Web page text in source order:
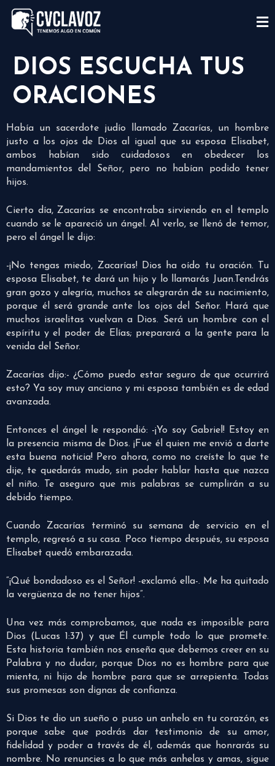
DIOS ESCUCHA TUS
ORACIONES
Había un sacerdote judío llamado Zacarías, un hombre
justo a los ojos de Dios al igual que su esposa Elisabet,
ambos habían sido cuidadosos en obedecer los
mandamientos del Señor, pero no habían podido tener
hijos.
Cierto día, Zacarías se encontraba sirviendo en el templo
cuando se le apareció un ángel. Al verlo, se llenó de temor,
pero el ángel le dijo:
-¡No tengas miedo, Zacarías! Dios ha oído tu oración. Tu
esposa Elisabet, te dará un hijo y lo llamarás Juan.Tendrás
gran gozo y alegría, muchos se alegrarán de su nacimiento,
porque él será grande ante los ojos del Señor. Hará que
muchos israelitas vuelvan a Dios. Será un hombre con el
espíritu y el poder de Elías; preparará a la gente para la
venida del Señor.
Zacarías dijo:- ¿Cómo puedo estar seguro de que ocurrirá
esto? Ya soy muy anciano y mi esposa también es de edad
avanzada.
Entonces el ángel le respondió: -¡Yo soy Gabriel! Estoy en
la presencia misma de Dios. ¡Fue él quien me envió a darte
esta buena noticia! Pero ahora, como no creíste lo que te
dije, te quedarás mudo, sin poder hablar hasta que nazca
el niño. Te aseguro que mis palabras se cumplirán a su
debido tiempo.
Cuando Zacarías terminó su semana de servicio en el
templo, regresó a su casa. Poco tiempo después, su esposa
Elisabet quedó embarazada.
“¡Qué bondadoso es el Señor! -exclamó ella-. Me ha quitado
la vergüenza de no tener hijos”.
Una vez más comprobamos, que nada es imposible para
Dios (Lucas 1:37) y que Él cumple todo lo que promete.
Esta historia también nos enseña que debemos creer en su
Palabra y no dudar, porque Dios no es hombre para que
mienta, ni hijo de hombre para que se arrepienta. Todas
sus promesas son dignas de confianza.
Si Dios te dio un sueño o puso un anhelo en tu corazón, es
porque sabe que podrás dar testimonio de su amor,
fidelidad y poder a través de él, además que honrarás su
nombre. No renuncies a lo que más anhelas y amas, sigue